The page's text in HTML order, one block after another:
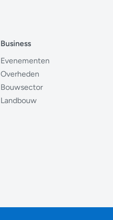
Business
Evenementen
Overheden
Bouwsector
Landbouw